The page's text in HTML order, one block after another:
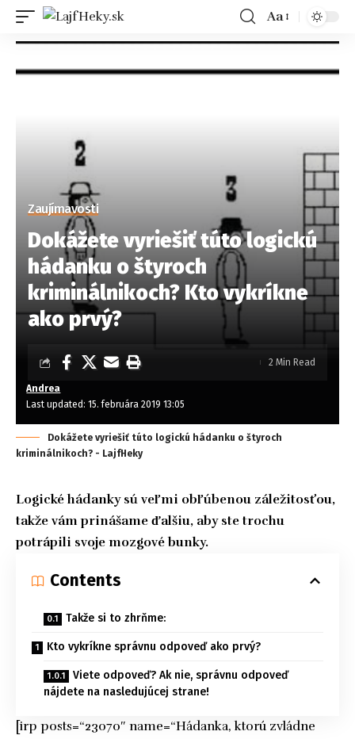
Aa
Zaujímavosti
Dokážete vyriešiť túto logickú
hádanku o štyroch
kriminálnikoch? Kto vykríkne
ako prvý?
Last updated: 15. februára 2019 13:05
Andrea
2 Min Read
Dokážete vyriešiť túto logickú hádanku o štyroch
kriminálnikoch? - LajfHeky
Logické hádanky sú veľmi obľúbenou záležitosťou,
takže vám prinášame ďalšiu, aby ste trochu
potrápili svoje mozgové bunky.
Contents
Takže si to zhrňme:
Kto vykríkne správnu odpoveď ako prvý?
Viete odpoveď? Ak nie, správnu odpoveď
nájdete na nasledujúcej strane!
[irp posts=“23070″ name=“Hádanka, ktorú zvládne